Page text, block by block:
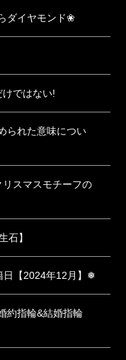
ダイヤモンド❀
ではない!
られた意味につい
スマスモチーフの
石】
日【2024年12月】❅
約指輪&結婚指輪